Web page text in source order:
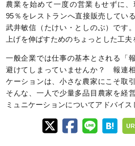
農業を始めて一度の営業もせずに
95％をレストランへ直接販売してい
武井敏信（たけい・としのぶ）です
上げを伸ばすためのちょっとした工夫
一般企業では仕事の基本とされる「
避けてしまっていませんか？ 報連
ケーションは、小さな農家にこそ取
そんな、一人で少量多品目農家を経
ミュニケーションについてアドバイス